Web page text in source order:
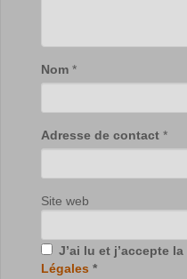
Nom *
Adresse de contact *
Site web
J’ai lu et j’accepte la
Légales *